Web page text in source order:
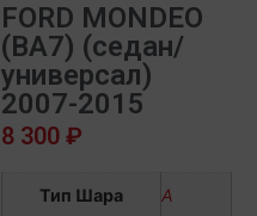
FORD MONDEO
(BA7) (седан/
универсал)
2007-2015
8 300 ₽
Тип Шара А